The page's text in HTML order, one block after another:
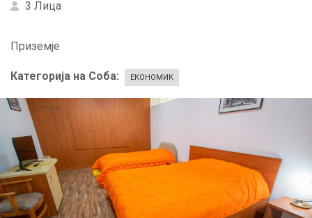
3 Лица
Приземје
Категорија на Соба ЕКОНОМИК